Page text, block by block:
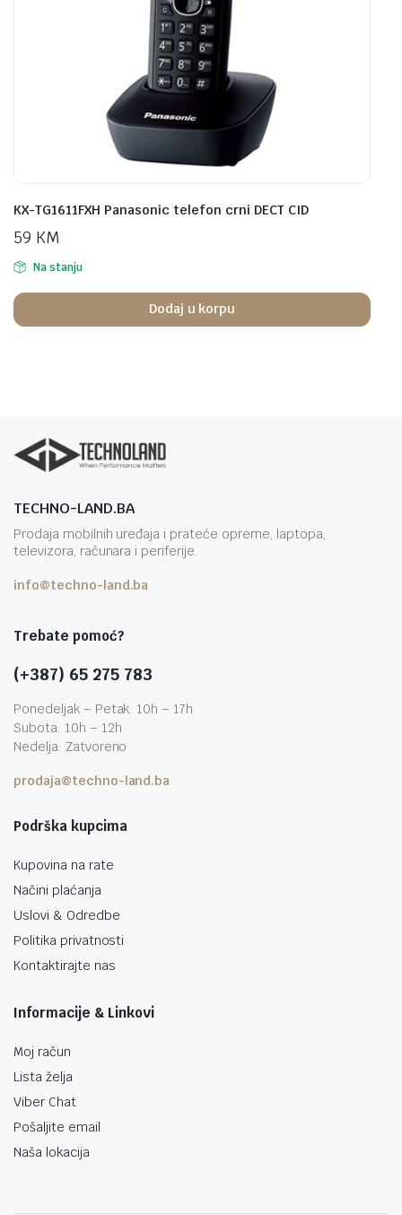
KX-TG1611FXH Panasonic telefon crni DECT CID
59 KM
Na stanju
Dodaj u korpu
TECHNO-LAND.BA
Prodaja mobilnih uređaja i prateće opreme, laptopa,
televizora, računara i periferije.
info@techno-land.ba
Trebate pomoć?
(+387) 65 275 783
Ponedeljak – Petak: 10h – 17h
Subota: 10h – 12h
Nedelja: Zatvoreno
prodaja@techno-land.ba
Podrška kupcima
Kupovina na rate
Načini plaćanja
Uslovi & Odredbe
Politika privatnosti
Kontaktirajte nas
Informacije & Linkovi
Moj račun
Lista želja
Viber Chat
Pošaljite email
Naša lokacija